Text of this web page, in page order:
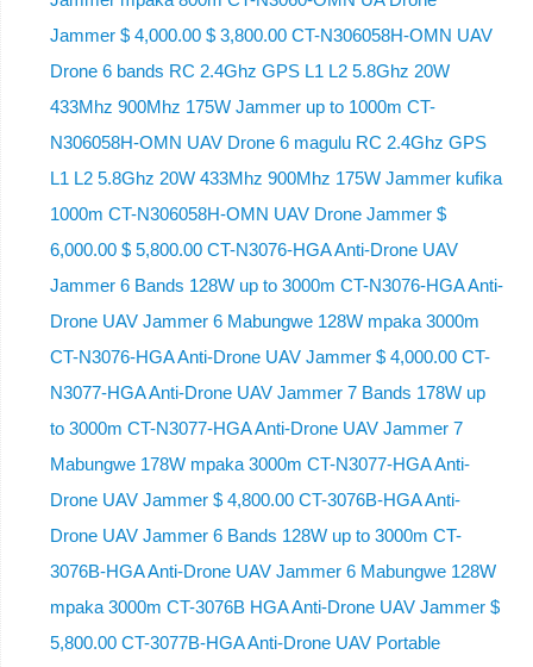
Jammer $ 4,000.00 $ 3,800.00 CT-N306058H-OMN UAV
Drone 6 bands RC 2.4Ghz GPS L1 L2 5.8Ghz 20W
433Mhz 900Mhz 175W Jammer up to 1000m CT-
N306058H-OMN UAV Drone 6 magulu RC 2.4Ghz GPS
L1 L2 5.8Ghz 20W 433Mhz 900Mhz 175W Jammer kufika
1000m CT-N306058H-OMN UAV Drone Jammer $
6,000.00 $ 5,800.00 CT-N3076-HGA Anti-Drone UAV
Jammer 6 Bands 128W up to 3000m CT-N3076-HGA ​​Anti-
Drone UAV Jammer 6 Mabungwe 128W mpaka 3000m
CT-N3076-HGA ​​Anti-Drone UAV Jammer $ 4,000.00 CT-
N3077-HGA Anti-Drone UAV Jammer 7 Bands 178W up
to 3000m CT-N3077-HGA Anti-Drone UAV Jammer 7
Mabungwe 178W mpaka 3000m CT-N3077-HGA Anti-
Drone UAV Jammer $ 4,800.00 CT-3076B-HGA Anti-
Drone UAV Jammer 6 Bands 128W up to 3000m CT-
3076B-HGA Anti-Drone UAV Jammer 6 Mabungwe 128W
mpaka 3000m CT-3076B HGA Anti-Drone UAV Jammer $
5,800.00 CT-3077B-HGA Anti-Drone UAV Portable